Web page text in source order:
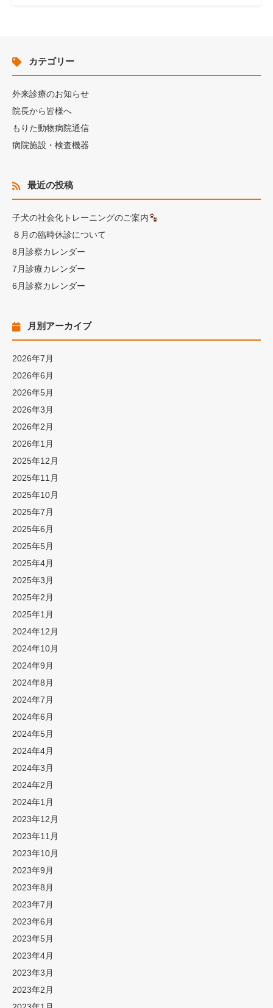
カテゴリー
外来診療のお知らせ
院長から皆様へ
もりた動物病院通信
病院施設・検査機器
最近の投稿
子犬の社会化トレーニングのご案内
８月の臨時休診について
8月診察カレンダー
7月診療カレンダー
6月診察カレンダー
月別アーカイブ
2026年7月
2026年6月
2026年5月
2026年3月
2026年2月
2026年1月
2025年12月
2025年11月
2025年10月
2025年7月
2025年6月
2025年5月
2025年4月
2025年3月
2025年2月
2025年1月
2024年12月
2024年10月
2024年9月
2024年8月
2024年7月
2024年6月
2024年5月
2024年4月
2024年3月
2024年2月
2024年1月
2023年12月
2023年11月
2023年10月
2023年9月
2023年8月
2023年7月
2023年6月
2023年5月
2023年4月
2023年3月
2023年2月